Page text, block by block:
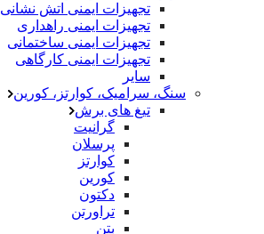
تجهیزات ایمنی اتش نشانی
تجهیزات ایمنی راهداری
تجهیزات ایمنی ساختمانی
تجهیزات ایمنی کارگاهی
سایر
سنگ، سرامیک، کوارتز، کورین
تیغ های برش
گرانیت
پرسلان
کوارتز
کورین
دکتون
تراورتن
بتن